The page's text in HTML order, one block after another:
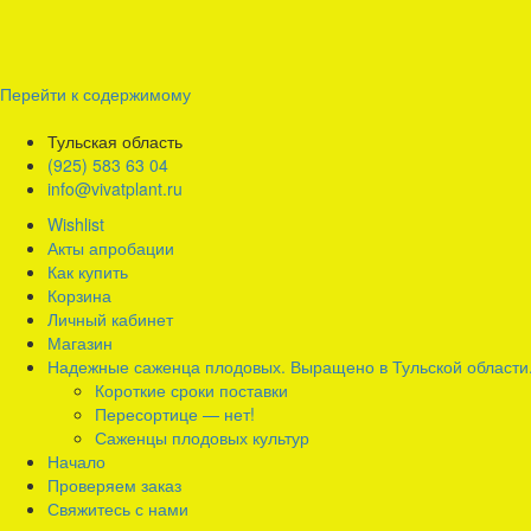
Перейти к содержимому
Тульская область
(925) 583 63 04
info@vivatplant.ru
Wishlist
Акты апробации
Как купить
Корзина
Личный кабинет
Магазин
Надежные саженца плодовых. Выращено в Тульской
Короткие сроки поставки
Пересортице — нет!
Саженцы плодовых культур
Начало
Проверяем заказ
Свяжитесь с нами